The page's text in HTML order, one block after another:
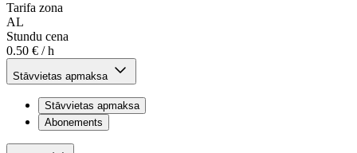
Tarifa zona
AL
Stundu cena
0.50 € / h
Stāvvietas apmaksa
Stāvvietas apmaksa
Abonements